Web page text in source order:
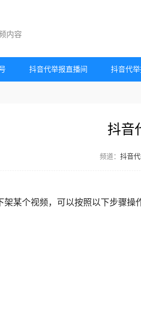
内容
抖音代举报直播间 抖音代
抖音
频道： 抖音
某个视频，可以按照以下步骤操